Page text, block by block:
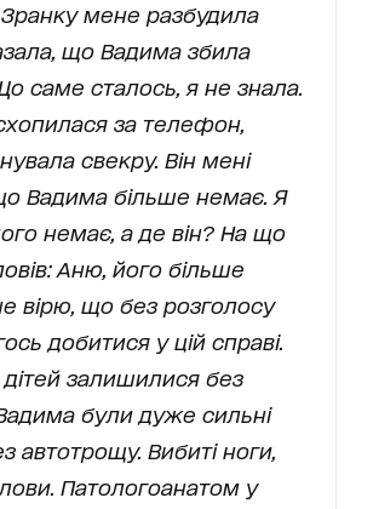
Зранку мене разбудила
що Вадима збила
саме сталось, я не знала.
за телефон,
свекру. Він мені
Вадима більше немає. Я
немає, а де він? На що
Аню, його більше
вірю, що без розголосу
добитися у цій справі.
залишилися без
були дуже сильні
автотрощу. Вибиті ноги,
Патологоанатом у